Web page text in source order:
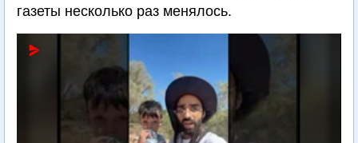
газеты несколько раз менялось.